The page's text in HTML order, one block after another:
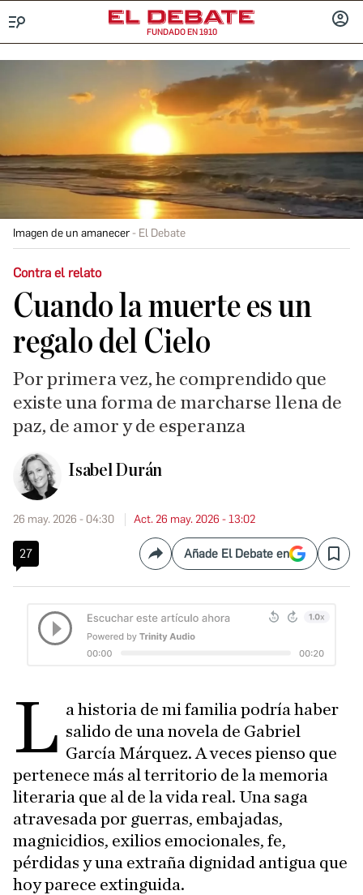
FUNDADO EN 1910
Imagen de un amanecer El Debate
Contra el relato
Cuando la muerte es un
regalo del Cielo
Por primera vez, he comprendido que
existe una forma de marcharse llena de
paz, de amor y de esperanza
Isabel Durán
26 may. 2026 - 04:30 Act. 26 may. 2026 - 13:02
27 CompartirAñade El Debate en Save
L a historia de mi familia podría haber
salido de una novela de Gabriel
García Márquez. A veces pienso que
pertenece más al territorio de la memoria
literaria que al de la vida real. Una saga
atravesada por guerras, embajadas,
magnicidios, exilios emocionales, fe,
pérdidas y una extraña dignidad antigua que
hoy parece extinguida.